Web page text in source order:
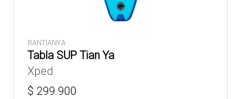
RANTIANYA
Tabla SUP Tian Ya
Xped
$ 299.900